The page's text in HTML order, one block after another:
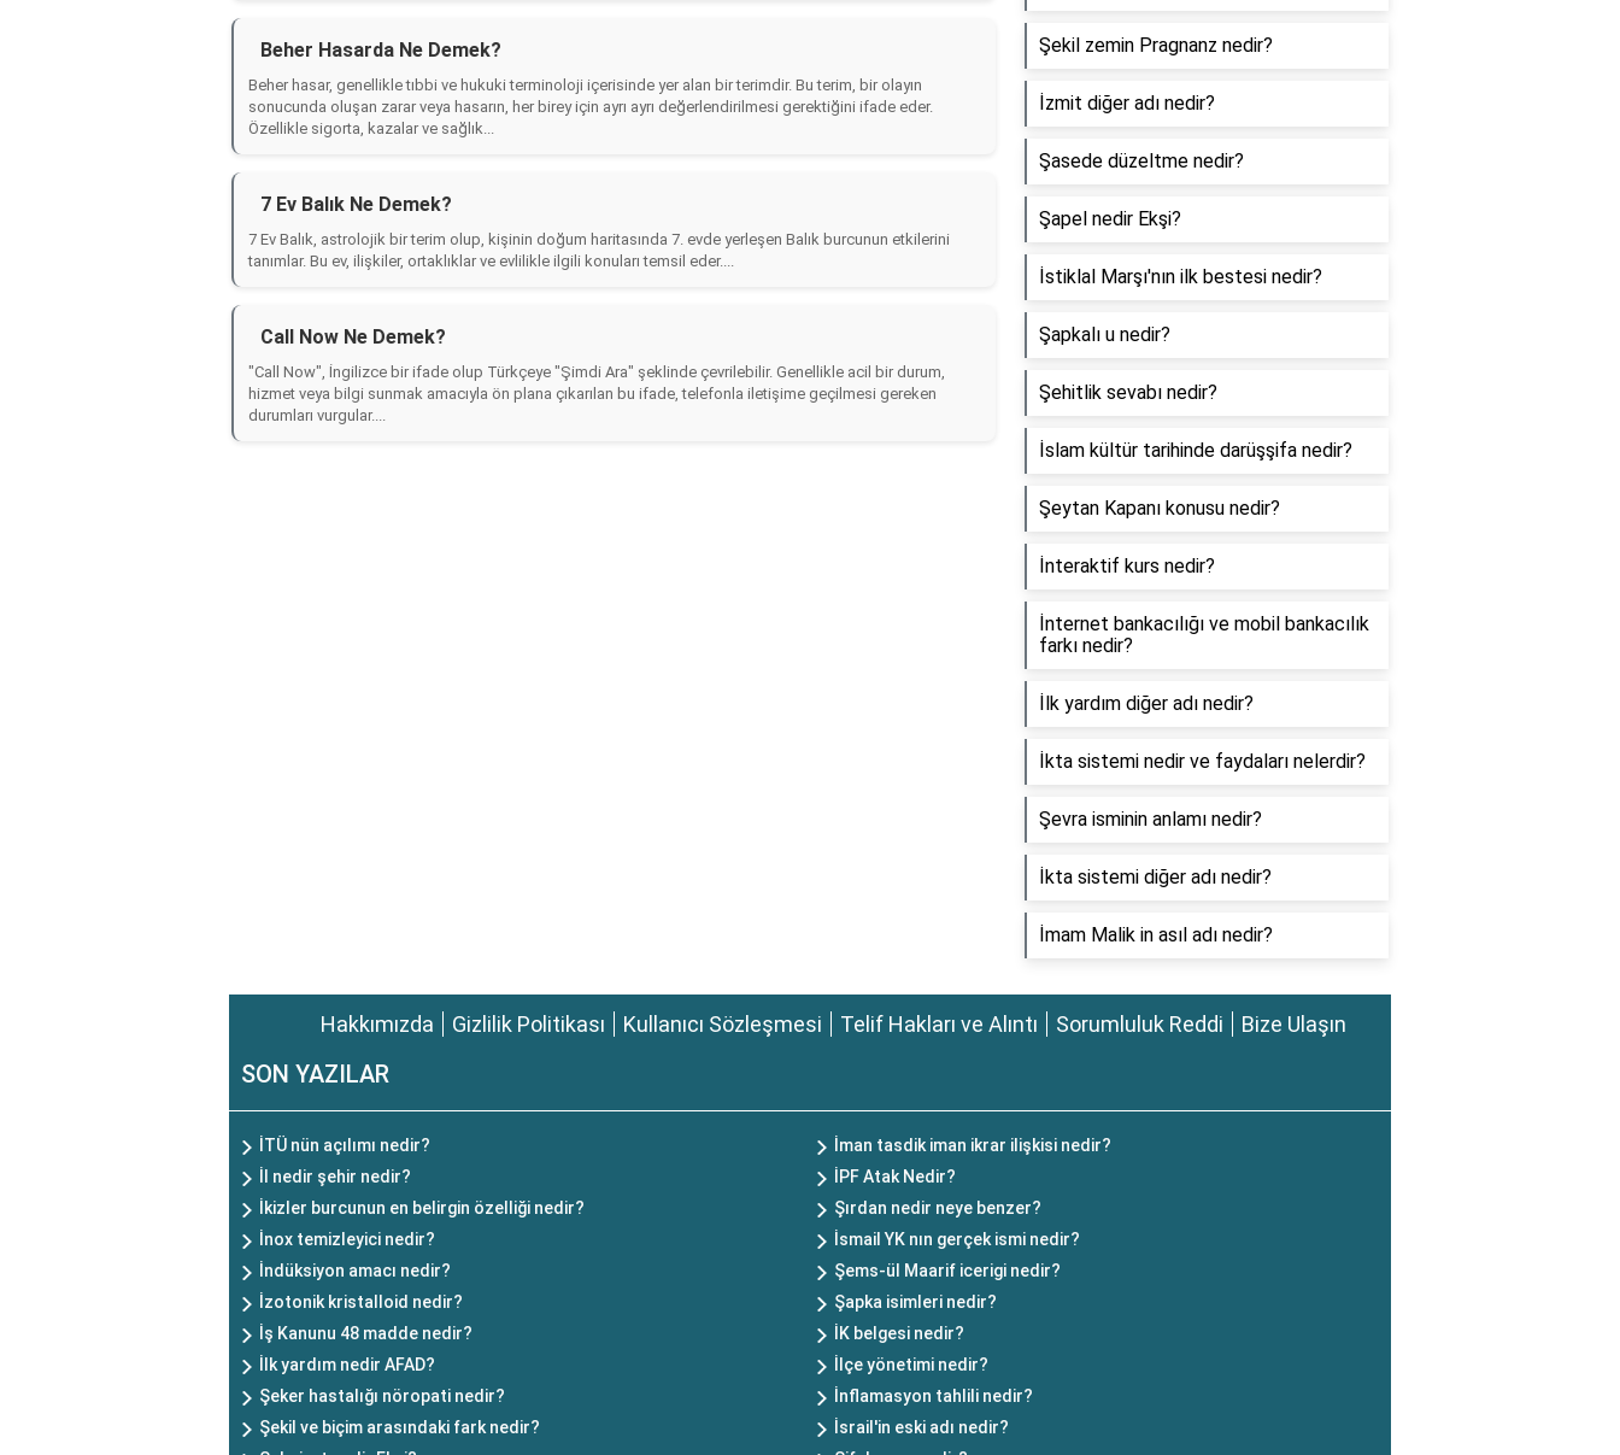
Beher Hasarda Ne Demek?
Beher hasar, genellikle tıbbi ve hukuki terminoloji içerisinde yer alan bir terimdir. Bu terim, bir olayın
sonucunda oluşan zarar veya hasarın, her birey için ayrı ayrı değerlendirilmesi gerektiğini ifade eder.
Özellikle sigorta, kazalar ve sağlık...
7 Ev Balık Ne Demek?
7 Ev Balık, astrolojik bir terim olup, kişinin doğum haritasında 7. evde yerleşen Balık burcunun etkilerini
tanımlar. Bu ev, ilişkiler, ortaklıklar ve evlilikle ilgili konuları temsil eder....
Call Now Ne Demek?
"Call Now", İngilizce bir ifade olup Türkçeye "Şimdi Ara" şeklinde çevrilebilir. Genellikle acil bir durum,
hizmet veya bilgi sunmak amacıyla ön plana çıkarılan bu ifade, telefonla iletişime geçilmesi gereken
durumları vurgular....
Şekil zemin Pragnanz nedir?
İzmit diğer adı nedir?
Şasede düzeltme nedir?
Şapel nedir Ekşi?
İstiklal Marşı'nın ilk bestesi nedir?
Şapkalı u nedir?
Şehitlik sevabı nedir?
İslam kültür tarihinde darüşşifa nedir?
Şeytan Kapanı konusu nedir?
İnteraktif kurs nedir?
İnternet bankacılığı ve mobil bankacılık
farkı nedir?
İlk yardım diğer adı nedir?
İkta sistemi nedir ve faydaları nelerdir?
Şevra isminin anlamı nedir?
İkta sistemi diğer adı nedir?
İmam Malik in asıl adı nedir?
Hakkımızda Gizlilik Politikası Kullanıcı Sözleşmesi Telif Hakları ve Alıntı Sorumluluk Reddi Bize Ulaşın
SON YAZILAR
İTÜ nün açılımı nedir?
İman tasdik iman ikrar ilişkisi nedir?
İl nedir şehir nedir?
İPF Atak Nedir?
İkizler burcunun en belirgin özelliği nedir?
Şırdan nedir neye benzer?
İnox temizleyici nedir?
İsmail YK nın gerçek ismi nedir?
İndüksiyon amacı nedir?
Şems-ül Maarif icerigi nedir?
İzotonik kristalloid nedir?
Şapka isimleri nedir?
İş Kanunu 48 madde nedir?
İK belgesi nedir?
İlk yardım nedir AFAD?
İlçe yönetimi nedir?
Şeker hastalığı nöropati nedir?
İnflamasyon tahlili nedir?
Şekil ve biçim arasındaki fark nedir?
İsrail'in eski adı nedir?